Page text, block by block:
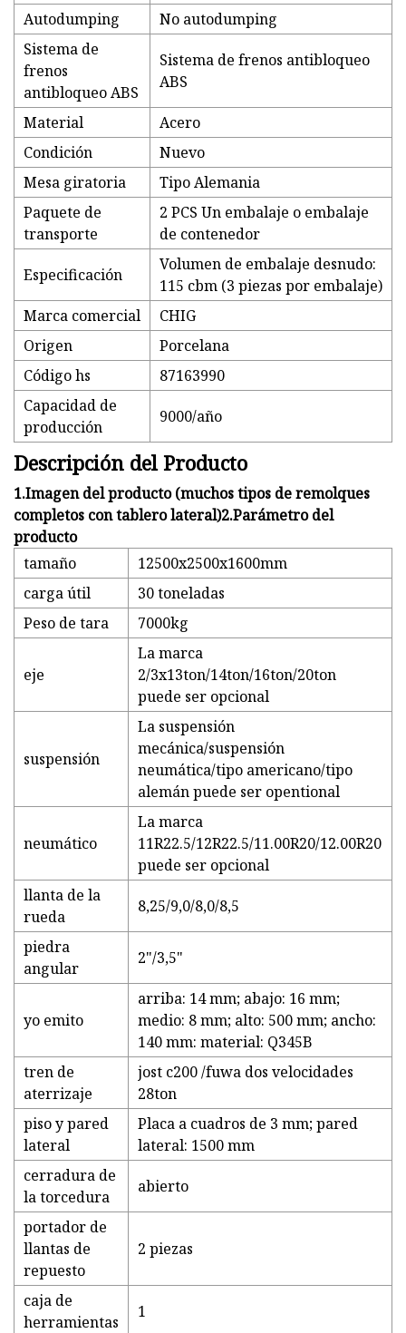
Autodumping
No autodumping
Sistema de
frenos
antibloqueo ABS
Sistema de frenos antibloqueo
ABS
Material
Acero
Condición
Nuevo
Mesa giratoria
Tipo Alemania
Paquete de
transporte
2 PCS Un embalaje o embalaje
de contenedor
Especificación
Volumen de embalaje desnudo:
115 cbm (3 piezas por embalaje)
Marca comercial
CHIG
Origen
Porcelana
Código hs
87163990
Capacidad de
producción
9000/año
Descripción del Producto
1.Imagen del producto (muchos tipos de remolques
completos con tablero lateral)2.Parámetro del
producto
tamaño
12500x2500x1600mm
carga útil
30 toneladas
Peso de tara
7000kg
eje
La marca
2/3x13ton/14ton/16ton/20ton
puede ser opcional
suspensión
La suspensión
mecánica/suspensión
neumática/tipo americano/tipo
alemán puede ser opentional
neumático
La marca
11R22.5/12R22.5/11.00R20/12.00R20
puede ser opcional
llanta de la
rueda
8,25/9,0/8,0/8,5
piedra
angular
2"/3,5"
yo emito
arriba: 14 mm; abajo: 16 mm;
medio: 8 mm; alto: 500 mm; ancho:
140 mm: material: Q345B
tren de
aterrizaje
jost c200 /fuwa dos velocidades
28ton
piso y pared
lateral
Placa a cuadros de 3 mm; pared
lateral: 1500 mm
cerradura de
la torcedura
abierto
portador de
llantas de
repuesto
2 piezas
caja de
herramientas
1